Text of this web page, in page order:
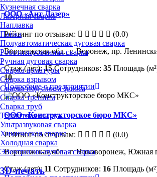
Кузнечная сварка
Лазерная сварка
Наплавка
Пайка
Полуавтоматическая дуговая сварка
Роботизированная сварка
Ручная дуговая сварка
Сварка арматуры
Сварка взрывом
Сварка под слоем флюса
Сварка трением
Сварка труб
Термитная сварка
Ультразвуковая сварка
Химическая сварка
Холодная сварка
Электронно-лучевая сварка
3D-печать
ООО «Ант Лазер»
Рейтинг по отзывам:
(0.0)
Воронежская обл., г. Воронеж, пр.
Стаж (лет):15 Сотрудников: 35 Площадь
10
Подробнее о предприятии
ООО «Конструкторское бюро МКС»
Рейтинг по отзывам:
(0.0)
Воронежская обл., г. Нововоронеж, Южная
Стаж (лет): 11 Сотрудников: 16 Площадь